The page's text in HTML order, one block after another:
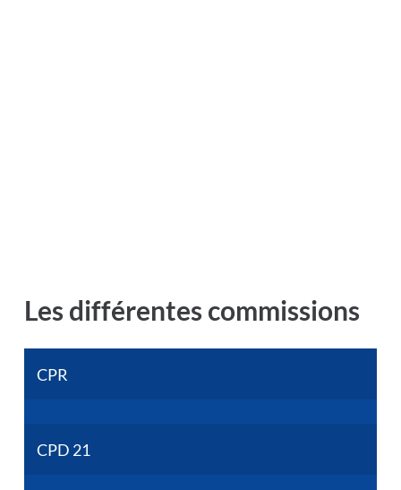
Les différentes commissions
CPR
CPD 21